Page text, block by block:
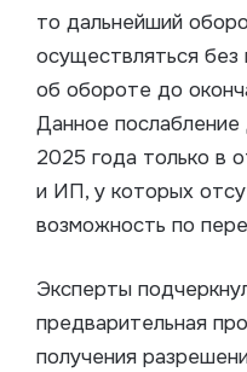
то дальнейший
осуществляться
об обороте до
Данное
2025 года только в
и ИП, у которых
возможность по
Эксперты
предварительная
получения